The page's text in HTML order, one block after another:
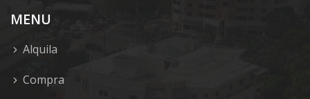
MENU
Alquila
Compra